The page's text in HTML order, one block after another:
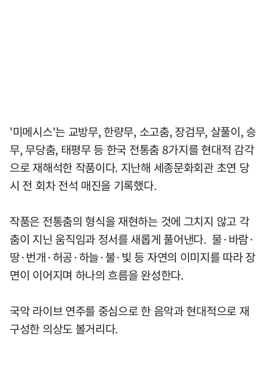
'미메시스'는 교방무, 한량무, 소고춤, 장검무, 살풀이, 승
무, 무당춤, 태평무 등 한국 전통춤 8가지를 현대적 감각
으로 재해석한 작품이다. 지난해 세종문화회관 초연 당
시 전 회차 전석 매진을 기록했다.
작품은 전통춤의 형식을 재현하는 것에 그치지 않고 각
춤이 지닌 움직임과 정서를 새롭게 풀어낸다. 물·바람·
땅·번개·허공·하늘·불·빛 등 자연의 이미지를 따라 장
면이 이어지며 하나의 흐름을 완성한다.
국악 라이브 연주를 중심으로 한 음악과 현대적으로 재
구성한 의상도 볼거리다.